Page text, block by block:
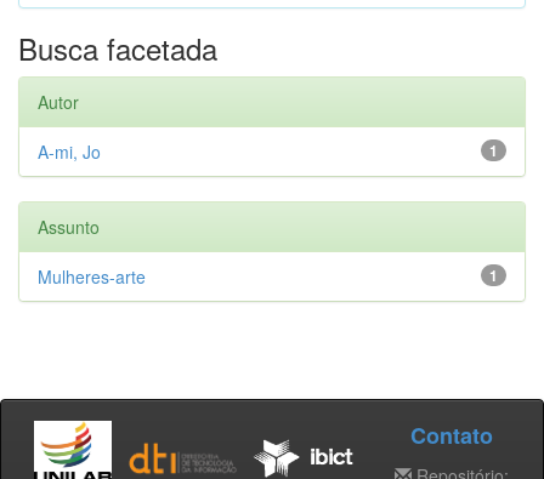
Busca facetada
Autor
1
A-mi, Jo
Assunto
1
Mulheres-arte
Contato